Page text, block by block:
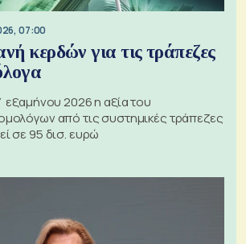
07:00
κερδών για τις τράπεζες
εξαμήνου 2026 η αξία του
από τις συστημικές τράπεζες
σε 95 δισ. ευρώ